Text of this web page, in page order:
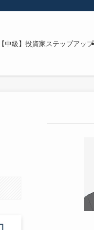
【中級】投資家ステップアップ